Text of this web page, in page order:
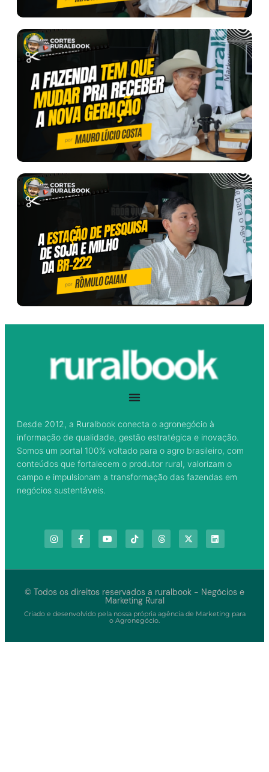
Desde 2012, a Ruralbook conecta o agronegócio à
informação de qualidade, gestão estratégica e inovação.
Somos um portal 100% voltado para o agro brasileiro, com
conteúdos que fortalecem o produtor rural, valorizam o
campo e impulsionam a transformação das fazendas em
negócios sustentáveis.
© Todos os direitos reservados a ruralbook - Negócios e
Marketing Rural
Criado e desenvolvido pela nossa própria agência de Marketing para
o Agronegócio.